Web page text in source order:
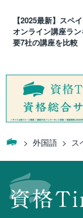
【2025最新】スペ
オンライン講座ラ
要7社の講座を比較
外国語 ス